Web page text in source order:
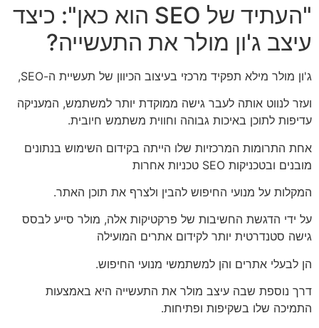
"העתיד של SEO הוא כאן": כיצד
עיצב ג'ון מולר את התעשייה?
ג'ון מולר מילא תפקיד מרכזי בעיצוב הכיוון של תעשיית ה-SEO,
ועזר לנווט אותה לעבר גישה ממוקדת יותר למשתמש, המעניקה
עדיפות לתוכן באיכות גבוהה וחווית משתמש חיובית.
אחת התרומות המרכזיות שלו הייתה בקידום השימוש בנתונים
מובנים ובטכניקות SEO טכניות אחרות
המקלות על מנועי החיפוש להבין ולצרף את תוכן האתר.
על ידי הדגשת החשיבות של פרקטיקות אלה, מולר סייע לבסס
גישה סטנדרטית יותר לקידום אתרים המועילה
הן לבעלי אתרים והן למשתמשי מנועי החיפוש.
דרך נוספת שבה עיצב מולר את התעשייה היא באמצעות
התמיכה שלו בשקיפות ופתיחות.